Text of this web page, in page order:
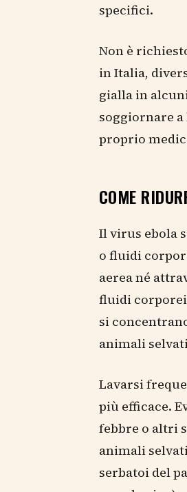
specifici.
Non è
in Italia,
gialla in
soggiornare
proprio
COME
Il virus ebola
o fluidi
aerea né
fluidi
si
animali
Lavarsi
più efficace.
febbre o altri
animali
serbatoi del